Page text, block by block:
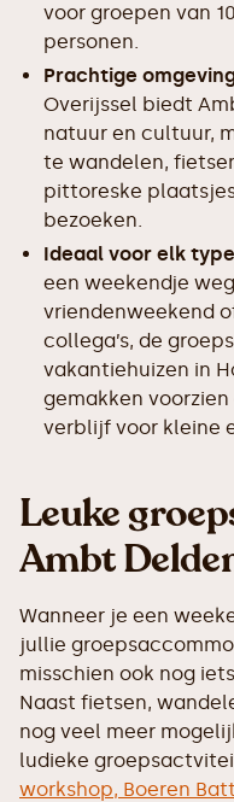
voor groepen van
personen.
Prachtige
Overijssel biedt
natuur en cultuur,
te wandelen,
pittoreske
bezoeken.
Ideaal voor elk
een weekendje
vriendenweekend
collega’s, de
vakantiehuizen in
gemakken
verblijf voor kleine
Leuke
Ambt
Wanneer je een
jullie
misschien ook nog
Naast fietsen,
nog veel meer
ludieke
workshop, Boeren